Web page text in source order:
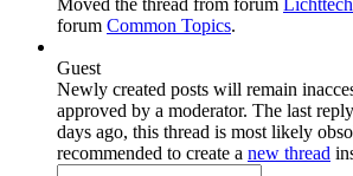
Moved the thread from forum
forum Common Topics.
Guest
Newly created posts will remain
approved by a moderator. The last
days ago, this thread is most likely
recommended to create a new thread